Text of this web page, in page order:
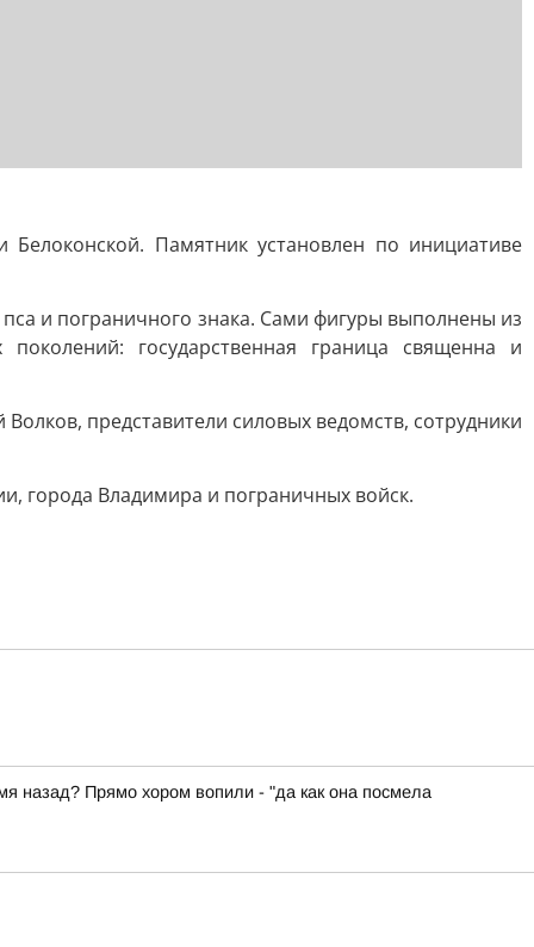
Памятник установлен по инициативе
и пограничного знака. Сами фигуры выполнены из
государственная граница священна и
представители силовых ведомств, сотрудники
города Владимира и пограничных войск.
назад? Прямо хором вопили - "да как она посмела